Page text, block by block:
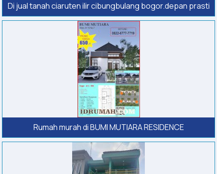
Di jual tanah ciaruten ilir cibungbulang bogor.depan prasti
Rumah murah di BUMI MUTIARA RESIDENCE